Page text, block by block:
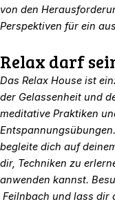
von den
Perspektiven für ein
Relax darf
Das Relax House ist
der Gelassenheit und
meditative Praktiken
begleite dich auf
dir, Techniken zu
anwenden kannst.
Feilnbach und lass dir